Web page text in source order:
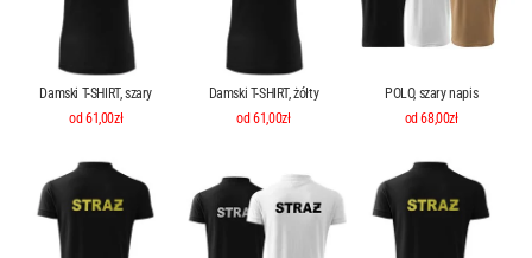
Damski T-SHIRT, szary
od 61,00zł
Damski T-SHIRT, żółty
od 61,00zł
POLO, szary napis
od 68,00zł